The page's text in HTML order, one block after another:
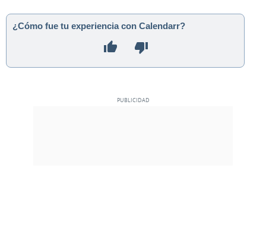
¿Cómo fue tu experiencia con Calendarr?